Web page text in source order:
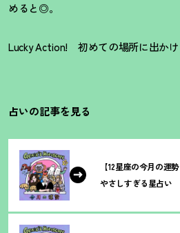
めると◎。
Lucky Action! 初めての場所に出か
占いの記事を見る
【12星座の今月の運
やさしすぎる星占い